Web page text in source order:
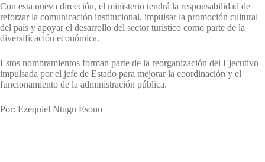
Con esta nueva dirección, el ministerio tendrá la responsabilidad de
reforzar la comunicación institucional, impulsar la promoción cultural
del país y apoyar el desarrollo del sector turístico como parte de la
diversificación económica.
Estos nombramientos forman parte de la reorganización del Ejecutivo
impulsada por el jefe de Estado para mejorar la coordinación y el
funcionamiento de la administración pública.
Por: Ezequiel Ntugu Esono